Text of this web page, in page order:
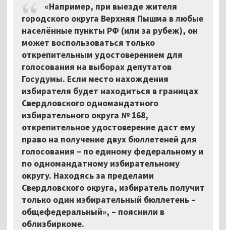
«Например, при выезде жителя
городского округа Верхняя Пышма в любые
населённые пункты РФ (или за рубеж), он
может воспользоваться только
открепительным удостоверением для
голосования на выборах депутатов
Госудумы. Если место нахождения
избирателя будет находиться в границах
Свердловского одномандатного
избирательного округа № 168,
открепительное удостоверение даст ему
право на получение двух бюллетеней для
голосования – по единому федеральному и
по одномандатному избирательному
округу. Находясь за пределами
Свердловского округа, избиратель получит
только один избирательный бюллетень –
общефедеральный», – пояснили в
облизбиркоме.